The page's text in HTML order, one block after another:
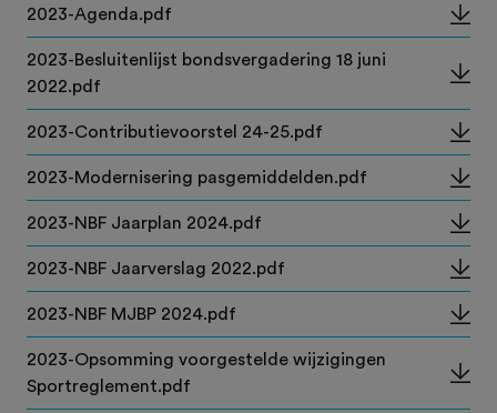
2023-Agenda.pdf
2023-Besluitenlijst bondsvergadering 18 juni
2022.pdf
2023-Contributievoorstel 24-25.pdf
2023-Modernisering pasgemiddelden.pdf
2023-NBF Jaarplan 2024.pdf
2023-NBF Jaarverslag 2022.pdf
2023-NBF MJBP 2024.pdf
2023-Opsomming voorgestelde wijzigingen
Sportreglement.pdf